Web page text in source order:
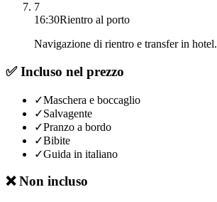
7
16:30Rientro al porto
Navigazione di rientro e transfer in hotel.
✅ Incluso nel prezzo
✓Maschera e boccaglio
✓Salvagente
✓Pranzo a bordo
✓Bibite
✓Guida in italiano
❌ Non incluso